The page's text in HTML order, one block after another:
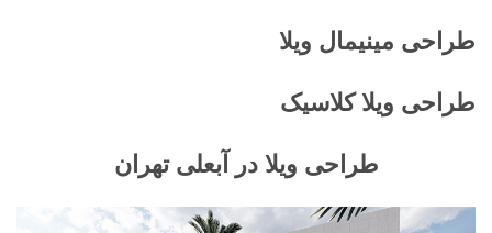
طراحی مینیمال ویلا
طراحی ویلا کلاسیک
طراحی ویلا در آبعلی تهران